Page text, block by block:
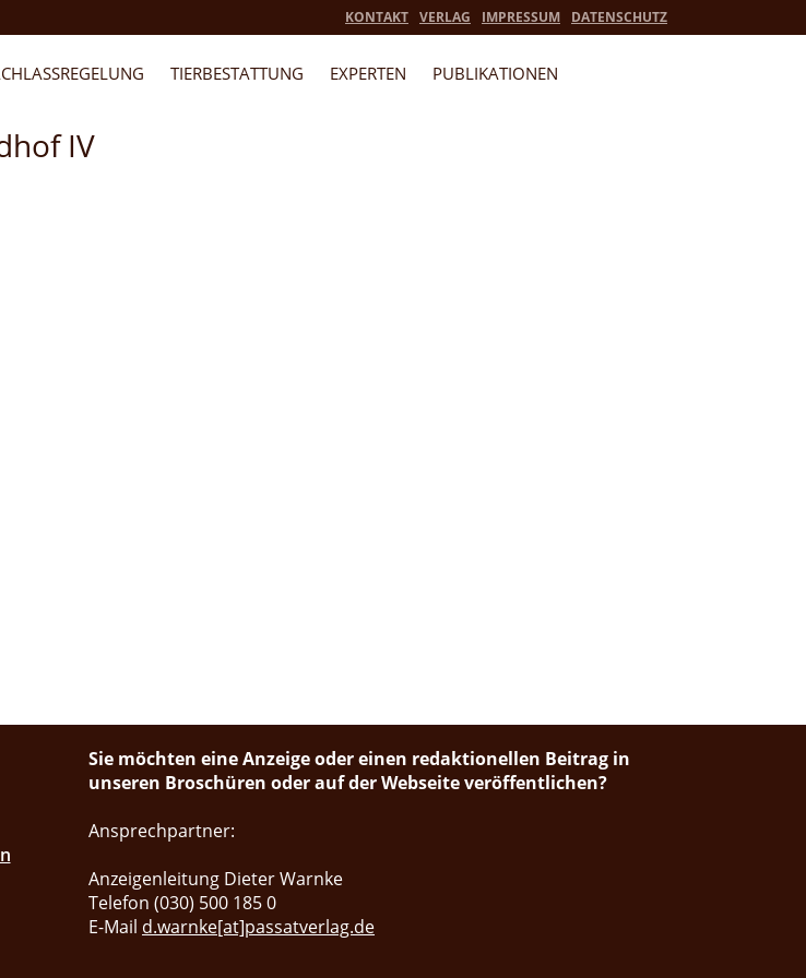
KONTAKT VERLAG IMPRESSUM DATENSCHUTZ
TIERBESTATTUNG EXPERTEN PUBLIKATIONEN
IV
Sie möchten eine Anzeige oder einen redaktionellen Beitrag in
unseren Broschüren oder auf der Webseite veröffentlichen?
Ansprechpartner:
Anzeigenleitung Dieter Warnke
Telefon (030) 500 185 0
E-Mail d.warnke[at]passatverlag.de